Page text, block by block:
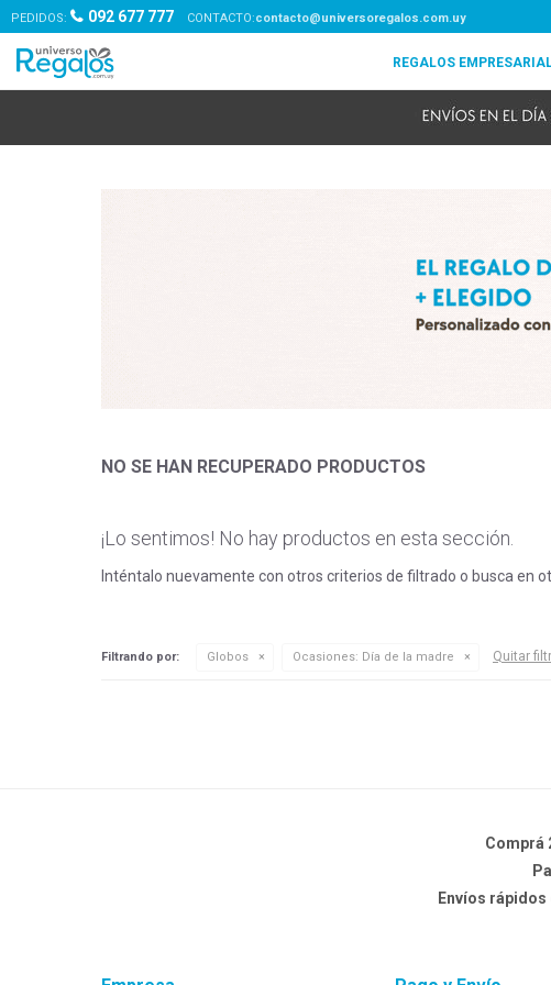
PEDIDOS: 092 677 777 contacto@universoregalos.com.uy
NO SE HAN RECUPERADO PRODUCTOS
¡Lo sentimos! No hay productos en esta sección.
Inténtalo nuevamente con otros criterios de filtrado o busca en
Filtrando por: Globos Ocasiones: Día de la madre Quitar
Comprá
Envíos